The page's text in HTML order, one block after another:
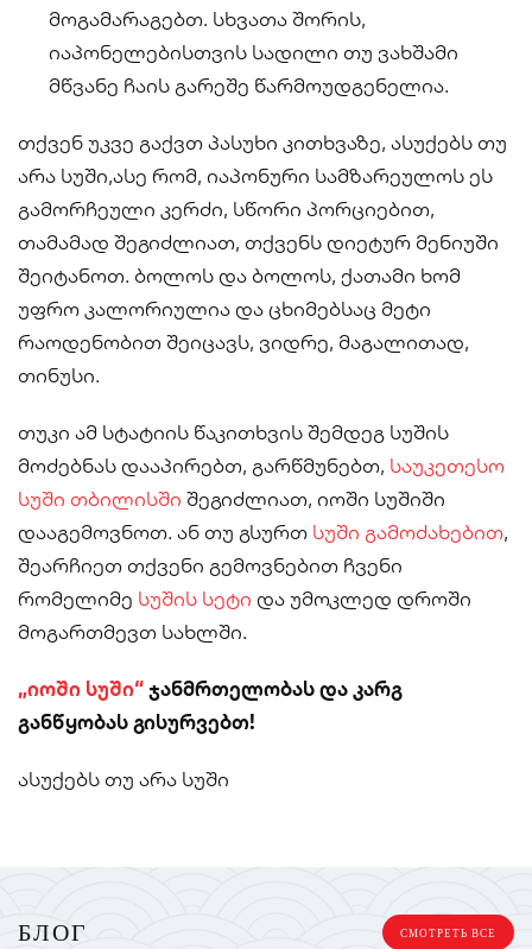
მოგამარაგებთ. სხვათა შორის,
იაპონელებისთვის სადილი თუ ვახშამი
მწვანე ჩაის გარეშე წარმოუდგენელია.
თქვენ უკვე გაქვთ პასუხი კითხვაზე, ასუქებს თუ
არა სუში,ასე რომ, იაპონური სამზარეულოს ეს
გამორჩეული კერძი, სწორი პორციებით,
თამამად შეგიძლიათ, თქვენს დიეტურ მენიუში
შეიტანოთ. ბოლოს და ბოლოს, ქათამი ხომ
უფრო კალორიულია და ცხიმებსაც მეტი
რაოდენობით შეიცავს, ვიდრე, მაგალითად,
თინუსი.
თუკი ამ სტატიის წაკითხვის შემდეგ სუშის
მოძებნას დააპირებთ, გარწმუნებთ, საუკეთესო
სუში თბილისში შეგიძლიათ, იოში სუშიში
დააგემოვნოთ. ან თუ გსურთ სუში გამოძახებით,
შეარჩიეთ თქვენი გემოვნებით ჩვენი
რომელიმე სუშის სეტი და უმოკლედ დროში
მოგართმევთ სახლში.
„იოში სუში“ჯანმრთელობას და კარგ
განწყობას გისურვებთ!
ასუქებს თუ არა სუში
БЛОГ СМОТРЕТЬ ВСЕ